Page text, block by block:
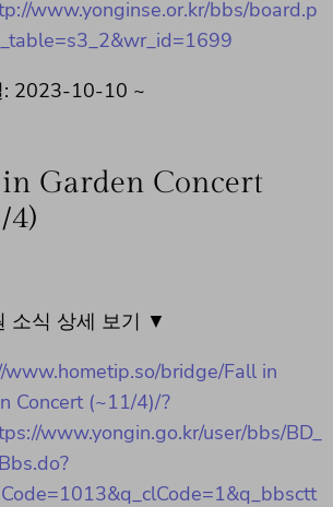
www.yonginse.or.kr/bbs/board.p
: 2023-10-10 ~
Garden Concert
4)
소식 상세 보기 ▼
www.hometip.so/bridge/Fall in
Concert (~11/4)/?
www.yongin.go.kr/user/bbs/BD_